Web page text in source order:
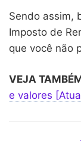
Sendo assim,
Imposto de
que você não
VEJA
e valores